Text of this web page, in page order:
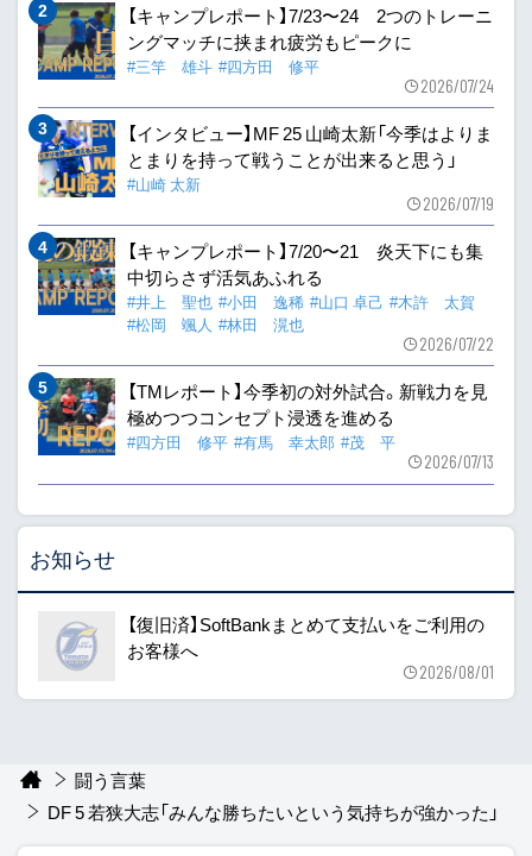
【キャンプレポート】7/23〜24 2つのトレーニ
ングマッチに挟まれ疲労もピークに
#三竿 雄斗 #四方田 修平
2026/07/24
【インタビュー】MF 25 山崎太新「今季はよりま
とまりを持って戦うことが出来ると思う」
#山崎 太新
2026/07/19
【キャンプレポート】7/20〜21 炎天下にも集
中切らさず活気あふれる
#井上 聖也 #小田 逸稀 #山口 卓己 #木許 太賀
#松岡 颯人 #林田 滉也
2026/07/22
【TMレポート】今季初の対外試合。新戦力を見
極めつつコンセプト浸透を進める
#四方田 修平 #有馬 幸太郎 #茂 平
2026/07/13
お知らせ
【復旧済】SoftBankまとめて支払いをご利用の
お客様へ
2026/08/01
闘う言葉
DF 5 若狭大志「みんな勝ちたいという気持ちが強かった」